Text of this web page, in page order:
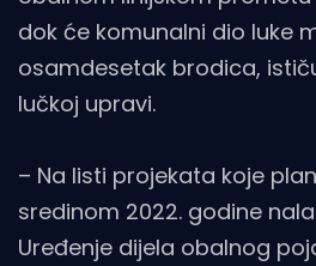
dok će komunalni dio luke
osamdesetak brodica,
lučkoj upravi.
– Na listi projekata koje
sredinom 2022. godine
Uređenje dijela obalnog